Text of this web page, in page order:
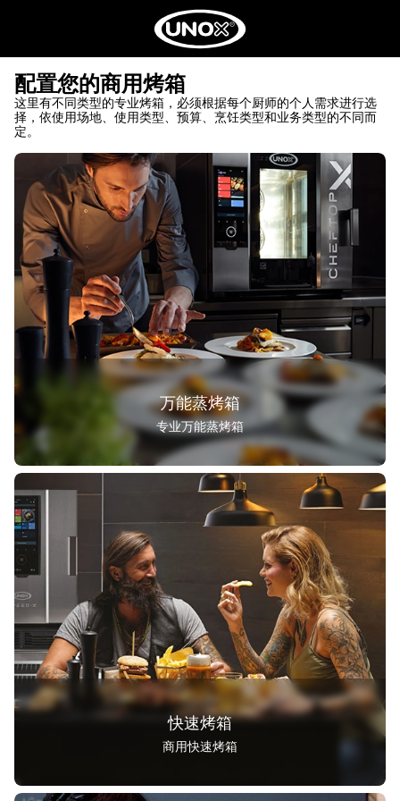
配置您的商用烤箱
这里有不同类型的专业烤箱，必须根据每个厨师的个人需求进行选
择，依使用场地、使用类型、预算、烹饪类型和业务类型的不同而
定。
万能蒸烤箱
专业万能蒸烤箱
柜台式
快速烤箱
商用快速烤箱